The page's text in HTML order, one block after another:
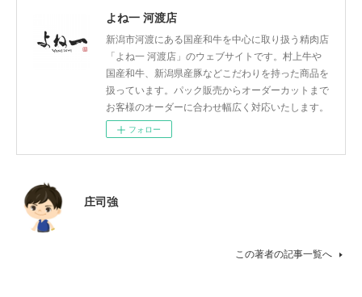
よね一 河渡店
新潟市河渡にある国産和牛を中心に取り扱う精肉店
「よね一 河渡店」のウェブサイトです。村上牛や
国産和牛、新潟県産豚などこだわりを持った商品を
扱っています。パック販売からオーダーカットまで
お客様のオーダーに合わせ幅広く対応いたします。
フォロー
庄司強
この著者の記事一覧へ